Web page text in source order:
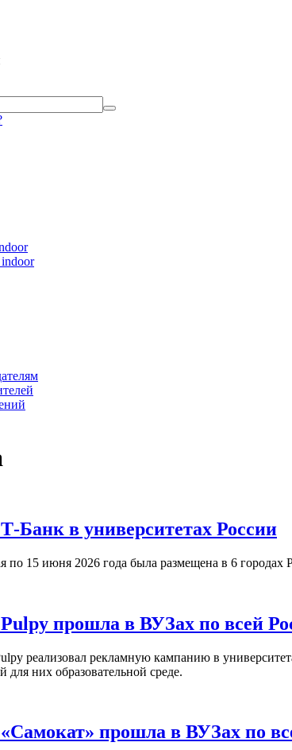
Банк в университетах России
по 15 июня 2026 года была размещена в 6
прошла в ВУЗах по всей
реализовал рекламную кампанию в
для них образовательной среде.
прошла в ВУЗах по